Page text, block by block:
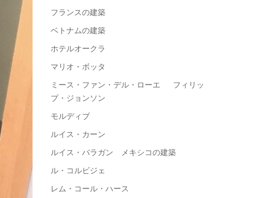
フランスの建築
ベトナムの建築
ホテルオークラ
マリオ・ボッタ
ミース・ファン・デル・ローエ フィリッ
プ・ジョンソン
モルディブ
ルイス・カーン
ルイス・バラガン メキシコの建築
ル・コルビジェ
レム・コール・ハース